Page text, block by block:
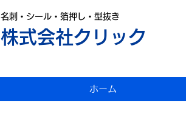
名刺・シール・箔押し・型抜き
株式会社クリック
ホーム